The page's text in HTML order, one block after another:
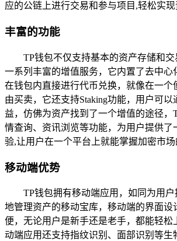
应的公链上进行交易和参与项目,轻松实现
丰富的功能
TP钱包不仅支持基本的资产存储和
一系列丰富的增值服务，它内置了去中心
在钱包内直接进行代币兑换，就像在一个
由买卖，它还支持Staking功能，用户可
益，仿佛为资产找到了一个增值的途径，
情查询、资讯浏览等功能，为用户提供了
验,让用户在一个平台上就能掌握加密市场
移动端优势
TP钱包拥有移动端应用，如同为用
地管理资产的移动宝库，移动端的界面设
便，无论用户是新手还是老手，都能轻松
动端应用还支持指纹识别、面部识别等生